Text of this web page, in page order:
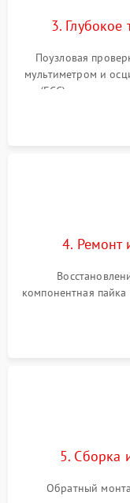
3. Глубокое
Поузловая
мультиметром и
(ECC) и
4. Ремонт
компонентная
5. Сборка
Обратный